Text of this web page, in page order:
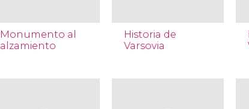
Monumento al
alzamiento
Historia de
Varsovia